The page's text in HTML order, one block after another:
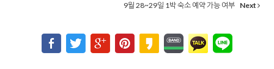
9월 28~29일 1박 숙소 예약 가능 여부 Next